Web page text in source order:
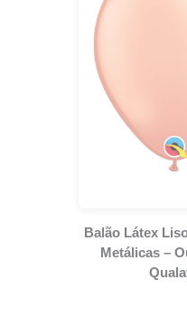
Balão Látex
Metálicas –